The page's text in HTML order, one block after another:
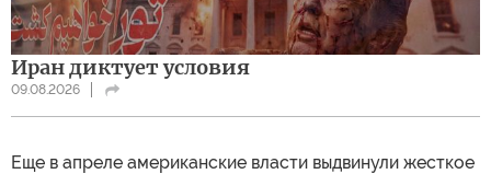
Иран диктует условия
09.08.2026
Еще в апреле американские власти выдвинули жесткое